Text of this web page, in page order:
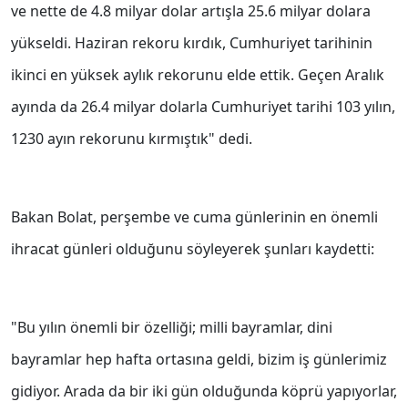
ve nette de 4.8 milyar dolar artışla 25.6 milyar dolara
yükseldi. Haziran rekoru kırdık, Cumhuriyet tarihinin
ikinci en yüksek aylık rekorunu elde ettik. Geçen Aralık
ayında da 26.4 milyar dolarla Cumhuriyet tarihi 103 yılın,
1230 ayın rekorunu kırmıştık" dedi.
Bakan Bolat, perşembe ve cuma günlerinin en önemli
ihracat günleri olduğunu söyleyerek şunları kaydetti:
"Bu yılın önemli bir özelliği; milli bayramlar, dini
bayramlar hep hafta ortasına geldi, bizim iş günlerimiz
gidiyor. Arada da bir iki gün olduğunda köprü yapıyorlar,